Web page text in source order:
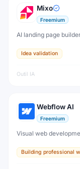
Mixo
Freemium
AI landing page
Idea validation
Outil IA
Webflow AI
Freemium
Visual web
Building professional